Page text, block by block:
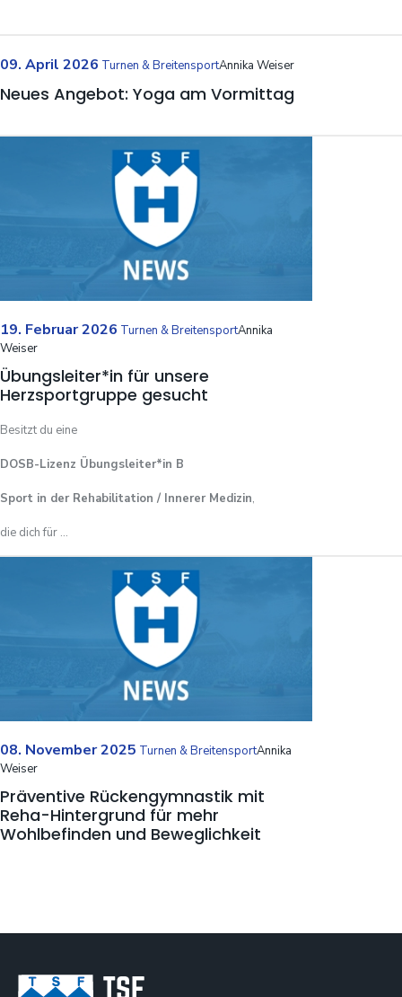
Neues Angebot: Yoga am Vormittag
09. April 2026 Turnen & BreitensportAnnika Weiser
Übungsleiter*in für unsere
Herzsportgruppe gesucht
19. Februar 2026 Turnen & BreitensportAnnika
Weiser
Besitzt du eine
DOSB-Lizenz Übungsleiter*in B
Sport in der Rehabilitation / Innerer Medizin,
die dich für ...
Präventive Rückengymnastik mit
Reha-Hintergrund für mehr
Wohlbefinden und Beweglichkeit
08. November 2025 Turnen & BreitensportAnnika
Weiser